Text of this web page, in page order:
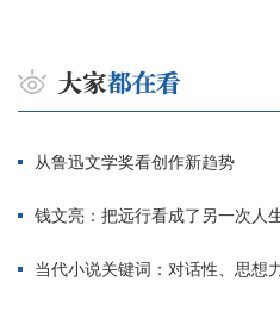
从鲁迅文学奖看创作新趋势
钱文亮：把远行看成了另一次人
当代小说关键词：对话性、思想